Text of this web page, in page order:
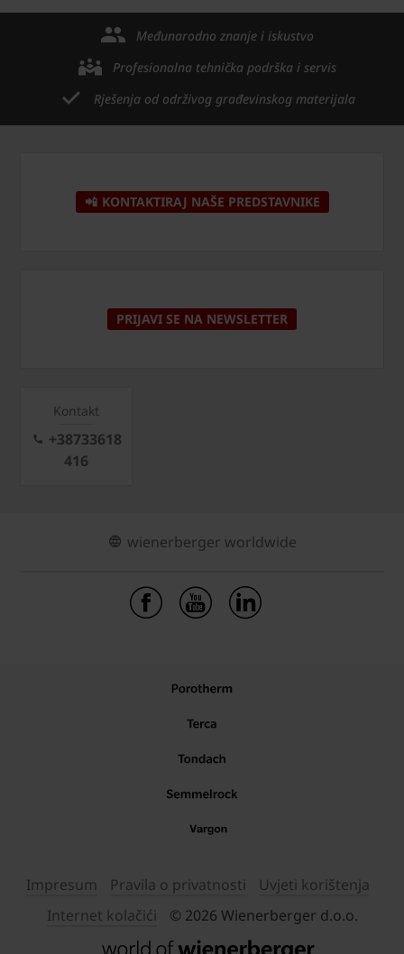
Međunarodno znanje i iskustvo
Profesionalna tehnička podrška i servis
Rješenja od održivog građevinskog materijala
📲 KONTAKTIRAJ NAŠE PREDSTAVNIKE
PRIJAVI SE NA NEWSLETTER
Kontakt
+38733618
416
wienerberger worldwide
Impresum Pravila o privatnosti
Uvjeti korištenja
Internet kolačići
© 2026 Wienerberger d.o.o.